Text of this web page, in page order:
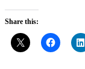
Share this: